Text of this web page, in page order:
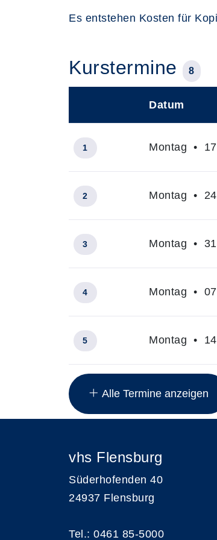
Es entstehen Kosten für
Kurstermine 8
Insgesamt gibt es 8 Termine
Datum
1 Montag •
2 Montag •
3 Montag •
4 Montag •
5 Montag •
Alle Termine anzeigen
vhs Flensburg
Süderhofenden 40
24937 Flensburg
Tel.: 0461 85-5000